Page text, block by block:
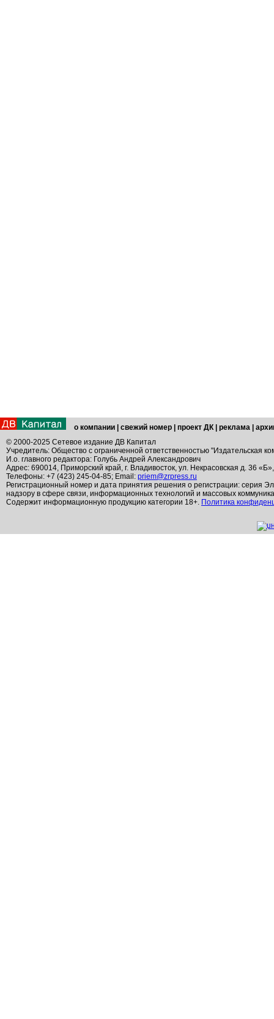
о компании свежий номер проект ДК реклама
© 2000-2025 Сетевое издание ДВ Капитал
Учредитель: Общество с ограниченной ответственностью "Издательская
И.о. главного редактора: Голубь Андрей Александрович
Адрес: 690014, Приморский край, г. Владивосток, ул. Некрасовская д. 36
Телефоны: +7 (423) 245-04-85; Email: priem@zrpress.ru
Регистрационный номер и дата принятия решения о регистрации: серия
надзору в сфере связи, информационных технологий и массовых
Содержит информационную продукцию категории 18+. Политика